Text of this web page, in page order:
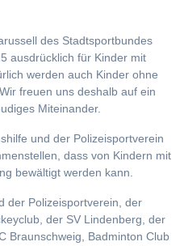
des Stadtsportbundes
ausdrücklich für Kinder mit
werden auch Kinder ohne
freuen uns deshalb auf ein
Miteinander.
und der Polizeisportverein
dass von Kindern mit
bewältigt werden kann.
der Polizeisportverein, der
der SV Lindenberg, der
Braunschweig, Badminton Club